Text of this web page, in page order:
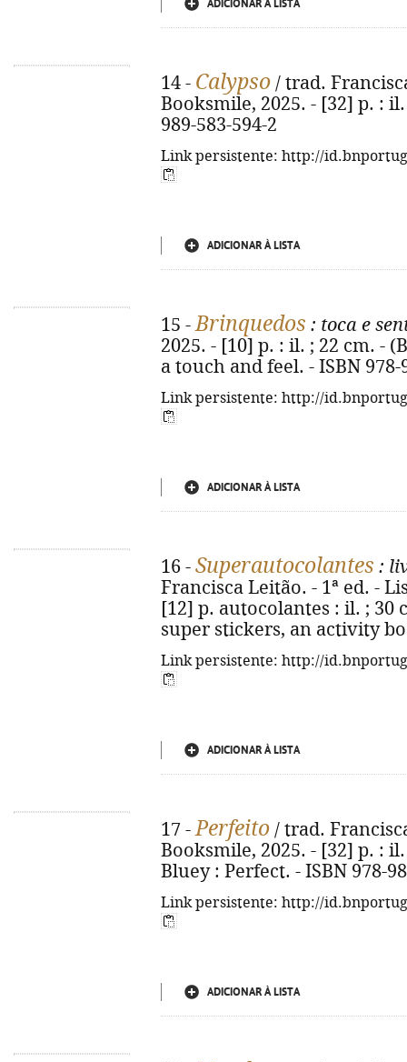
ADICIONAR À LISTA
14 - Calypso / trad.
Booksmile, 2025. - [32] p. :
989-583-594-2
Link persistente: http://
ADICIONAR À LISTA
15 -Brinquedos : toca e
2025. - [10] p. : il. ; 22 cm. -
a touch and feel. - ISBN 978-
Link persistente: http://
ADICIONAR À LISTA
16 - Superautocolantes :
Francisca Leitão. - 1ª ed. -
[12] p. autocolantes : il. ; 30
super stickers, an activity
Link persistente: http://
ADICIONAR À LISTA
17 -Perfeito / trad.
Booksmile, 2025. - [32] p. :
Bluey : Perfect. - ISBN 978-
Link persistente: http://
ADICIONAR À LISTA